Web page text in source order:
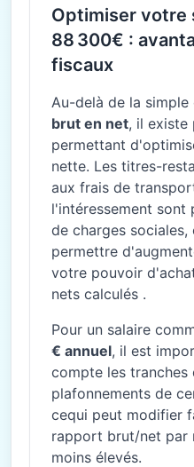
Optimiser votre
88 300€ :
fiscaux
Au-delà de la simple
brut en net, il existe
permettant
nette. Les titres-
aux frais de
l'intéressement sont
de charges
permettre
votre pouvoir
nets calculés .
Pour un salaire
€ annuel, il est
compte les
plafonnements de
cequi peut modifier
rapport brut/net par
moins élevés.